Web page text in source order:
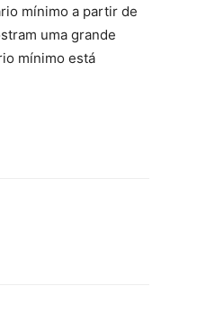
mínimo a partir de
uma grande
mínimo está